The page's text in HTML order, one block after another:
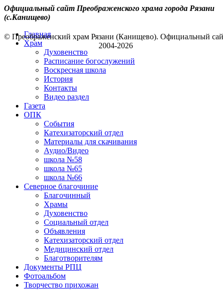
Официальный сайт Преображенского храма города Рязани
(с.Канищево)
Главная
Храм
Духовенство
Расписание богослужений
Воскресная школа
История
Контакты
Видео раздел
Газета
ОПК
События
Катехизаторский отдел
Материалы для скачивания
Аудио/Видео
школа №58
школа №65
школа №66
Северное благочиние
Благочинный
Храмы
Духовенство
Социальный отдел
Объявления
Катехизаторский отдел
Медицинский отдел
Благотворителям
Документы РПЦ
Фотоальбом
Творчество прихожан
© Преображенский храм Рязани (Канищево). Официальный
2004-2026